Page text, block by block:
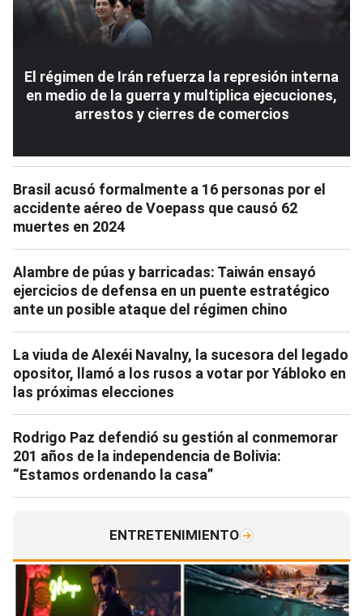
El régimen de Irán refuerza la represión interna
en medio de la guerra y multiplica ejecuciones,
arrestos y cierres de comercios
Brasil acusó formalmente a 16 personas por el
accidente aéreo de Voepass que causó 62
muertes en 2024
Alambre de púas y barricadas: Taiwán ensayó
ejercicios de defensa en un puente estratégico
ante un posible ataque del régimen chino
La viuda de Alexéi Navalny, la sucesora del legado
opositor, llamó a los rusos a votar por Yábloko en
las próximas elecciones
Rodrigo Paz defendió su gestión al conmemorar
201 años de la independencia de Bolivia:
“Estamos ordenando la casa”
ENTRETENIMIENTO